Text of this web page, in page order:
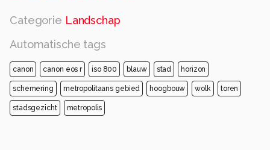
Categorie Landschap
Automatische tags
canon canon eos r iso 800 blauw stad horizon
schemering metropolitaans gebied hoogbouw wolk toren
stadsgezicht metropolis